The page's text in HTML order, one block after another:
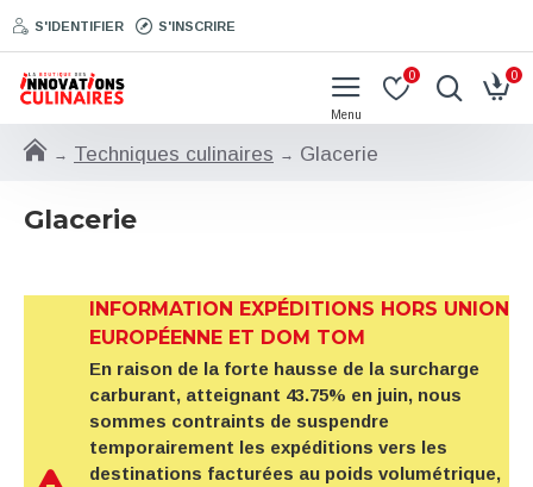
S'IDENTIFIER S'INSCRIRE
0 0
Techniques culinaires Glacerie
Glacerie
INFORMATION EXPÉDITIONS HORS UNION
EUROPÉENNE ET DOM TOM
En raison de la forte hausse de la surcharge
carburant, atteignant 43.75% en juin, nous
sommes contraints de suspendre
temporairement les expéditions vers les
destinations facturées au poids volumétrique,